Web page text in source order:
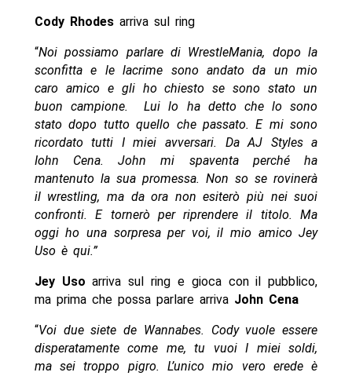
Cody Rhodesarriva sul ring
“Noi possiamo parlare di WrestleMania, dopo la
sconfitta e le lacrime sono andato da un mio
caro amico e gli ho chiesto se sono stato un
buon campione. Lui lo ha detto che lo sono
stato dopo tutto quello che passato. E mi sono
ricordato tutti I miei avversari. Da AJ Styles a
Iohn Cena. John mi spaventa perché ha
mantenuto la sua promessa. Non so se rovinerà
il wrestling, ma da ora non esiterò più nei suoi
confronti. E tornerò per riprendere il titolo. Ma
oggi ho una sorpresa per voi, il mio amico Jey
Uso è qui.”
Jey Uso arriva sul ring e gioca con il pubblico,
ma prima che possa parlare arriva John Cena
“Voi due siete de Wannabes. Cody vuole essere
disperatamente come me, tu vuoi I miei soldi,
ma sei troppo pigro. L’unico mio vero erede è